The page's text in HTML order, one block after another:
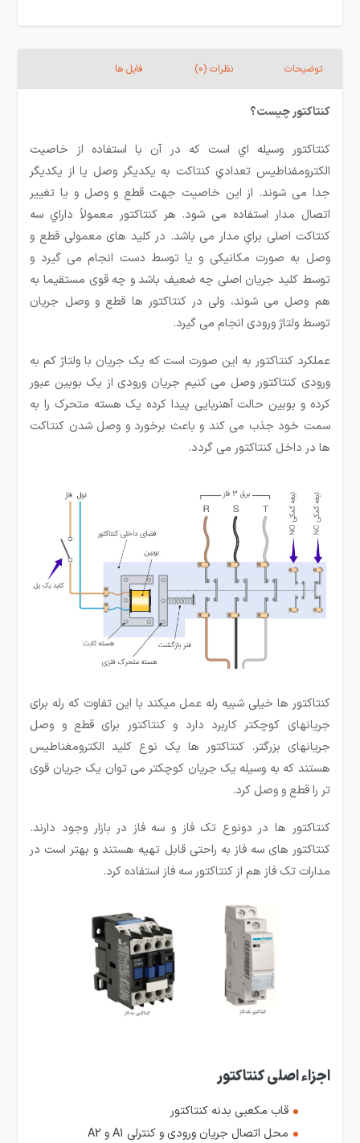
توضیحات نظرات (0) فایل ها
کنتاکتور چیست؟
کنتاکتور وسیله اي است که در آن با استفاده از خاصیت
الکترومفناطیس تعدادي کنتاکت به یکدیگر وصل یا از یکدیگر
جدا می شوند. از این خاصیت جهت قطع و وصل و یا تغییر
اتصال مدار استفاده می شود. هر کنتاکتور معمولاً داراي سه
کنتاکت اصلی براي مدار می باشد. در کلید های معمولی قطع و
وصل به صورت مکانیکی و یا توسط دست انجام می گیرد و
توسط کلید جریان اصلی چه ضعیف باشد و چه قوی مستقیما به
هم وصل می شوند، ولی در کنتاکتور ها قطع و وصل جریان
توسط ولتاژ ورودی انجام می گیرد.
عملکرد کنتاکتور به این صورت است که یک جریان با ولتاژ کم به
ورودی کنتاکتور وصل می کنیم جریان ورودی از یک بوبین عبور
کرده و بوبین حالت آهنربایی پیدا کرده یک هسته متحرک را به
سمت خود جذب می کند و باعث برخورد و وصل شدن کنتاکت
ها در داخل کنتاکتور می گردد.
کنتاکتور ها خیلی شبیه رله عمل میکند با این تفاوت که رله برای
جریانهای کوچکتر کاربرد دارد و کنتاکتور برای قطع و وصل
جریانهای بزرگتر. کنتاکتور ها یک نوع کلید الکترومغناطیس
هستند که به وسیله یک جریان کوچکتر می توان یک جریان قوی
تر را قطع و وصل کرد.
کنتاکتور ها در دونوع تک فاز و سه فاز در بازار وجود دارند.
کنتاکتور های سه فاز به راحتی قابل تهیه هستند و بهتر است در
مدارات تک فاز هم از کنتاکتور سه فاز استفاده کرد.
اجزاء اصلی کنتاکتور
قاب مکعبی بدنه کنتاکتور
محل اتصال جریان ورودی و کنترلی A1 و A2